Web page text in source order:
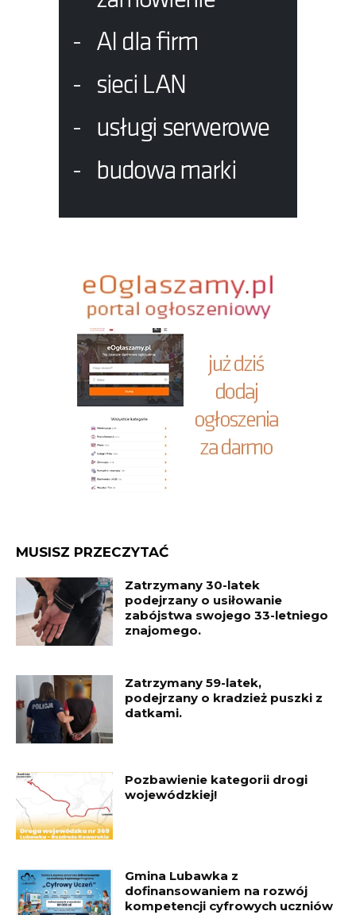
MUSISZ PRZECZYTAĆ
Zatrzymany 30-latek
podejrzany o usiłowanie
zabójstwa swojego 33-letniego
znajomego.
Zatrzymany 59-latek,
podejrzany o kradzież puszki z
datkami.
Pozbawienie kategorii drogi
wojewódzkiej!
Gmina Lubawka z
dofinansowaniem na rozwój
kompetencji cyfrowych uczniów